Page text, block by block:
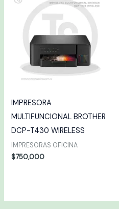
IMPRESORA
MULTIFUNCIONAL BROTHER
DCP-T430 WIRELESS
IMPRESORAS OFICINA
$750,000